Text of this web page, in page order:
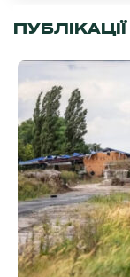
ПУБЛІКАЦІЇ